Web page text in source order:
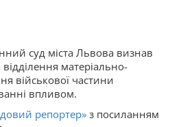
суд міста Львова визнав
матеріально-
військової частини
впливом.
репортер» з посиланням